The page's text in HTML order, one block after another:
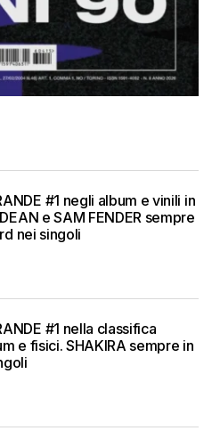
#1 negli album e vinili in
e SAM FENDER sempre
nei singoli
#1 nella classifica
e fisici. SHAKIRA sempre in